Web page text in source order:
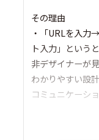
その理由
・「URLを入力
ト入力」という
非デザイナーが
わかりやすい設
コミュニケーシ